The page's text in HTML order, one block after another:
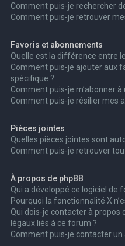
Comment puis-je rechercher
Comment puis-je retrouver
Favoris et abonnements
Quelle est la différence entre
Comment puis-je ajouter aux
spécifique ?
Comment puis-je m’abonner
Comment puis-je résilier mes
Pièces jointes
Quelles pièces jointes sont
Comment puis-je retrouver
À propos de phpBB
Qui a développé ce logiciel de
Pourquoi la fonctionnalité X
Qui dois-je contacter à propos
légaux liés à ce forum ?
Comment puis-je contacter